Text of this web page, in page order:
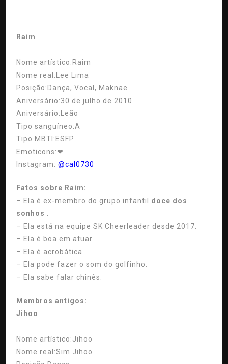
Raim
Nome artístico: Raim
Nome real:
Lee Lima
Posição: Dança, Vocal, Maknae
Aniversário:30 de julho de 2010
Aniversário:
Leão
Tipo sanguíneo:A
Tipo MBTI: ESFP
Emoticons:❤
Instagram: @cal0730
Fatos sobre Raim:
– Ela é ex-membro do grupo infantil doce dos
sonhos
– Ela está na equipe SK Cheerleader desde 2017.
– Ela é boa em atuar.
– Ela é acrobática.
– Ela pode fazer o som do golfinho.
– Ela sabe falar chinês.
Membros antigos:
Jihoo
Nome artístico:Jihoo
Nome real:Sim Jihoo